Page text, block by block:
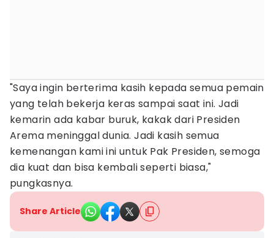
"Saya ingin berterima kasih kepada semua pemain
yang telah bekerja keras sampai saat ini. Jadi
kemarin ada kabar buruk, kakak dari Presiden
Arema meninggal dunia. Jadi kasih semua
kemenangan kami ini untuk Pak Presiden, semoga
dia kuat dan bisa kembali seperti biasa,"
pungkasnya.
Share Article